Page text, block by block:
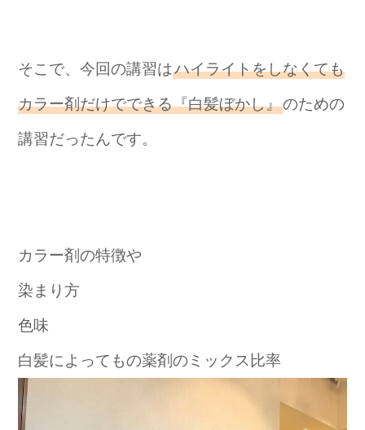
そこで、今回の講習はハイライトをしなくても
カラー剤だけでできる『白髪ぼかし』のための
講習だったんです。
カラー剤の特徴や
染まり方
色味
白髪によってもの薬剤のミックス比率